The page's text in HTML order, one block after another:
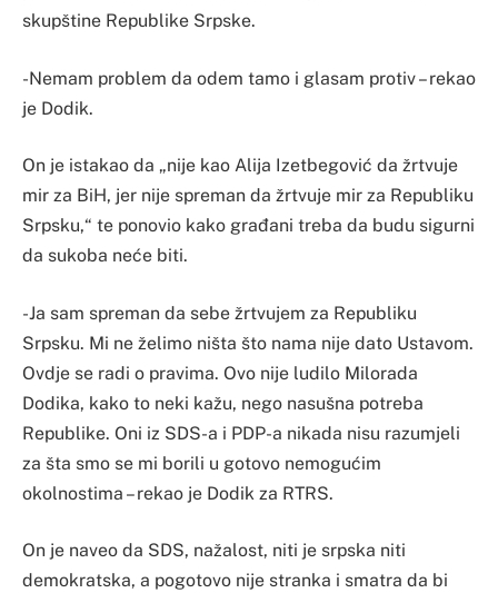
skupštine Republike Srpske.
-Nemam problem da odem tamo i glasam protiv – rekao
je Dodik.
On je istakao da „nije kao Alija Izetbegović da žrtvuje
mir za BiH, jer nije spreman da žrtvuje mir za Republiku
Srpsku,“ te ponovio kako građani treba da budu sigurni
da sukoba neće biti.
-Ja sam spreman da sebe žrtvujem za Republiku
Srpsku. Mi ne želimo ništa što nama nije dato Ustavom.
Ovdje se radi o pravima. Ovo nije ludilo Milorada
Dodika, kako to neki kažu, nego nasušna potreba
Republike. Oni iz SDS-a i PDP-a nikada nisu razumjeli
za šta smo se mi borili u gotovo nemogućim
okolnostima – rekao je Dodik za RTRS.
On je naveo da SDS, nažalost, niti je srpska niti
demokratska, a pogotovo nije stranka i smatra da bi